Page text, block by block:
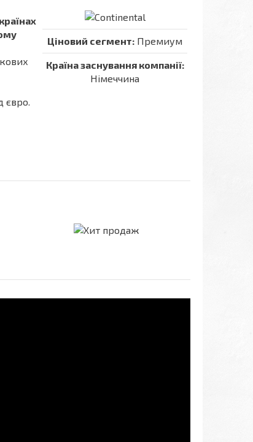
євро.
Ціновий сегмент: Премиум
Країна заснування компанії:
Німеччина